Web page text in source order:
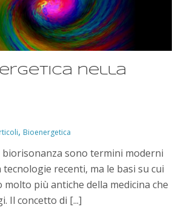
nella
, Bioenergetica
biorisonanza sono termini moderni
recenti, ma le basi su cui
più antiche della medicina che
Il concetto di [...]